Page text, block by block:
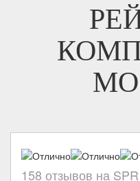
158 отзывов на SPR